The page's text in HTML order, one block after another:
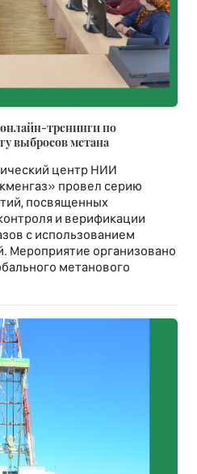
тренинги по
выбросов метана
центр НИИ
провел серию
посвященных
и верификации
с использованием
Мероприятие организовано
метанового